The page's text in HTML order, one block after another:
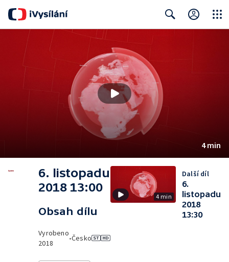
4 min
6. listopadu
2018 13:00
Obsah dílu
Vyrobeno
2018
•Česko
4 min
Další díl
6.
listopadu
2018
13:30